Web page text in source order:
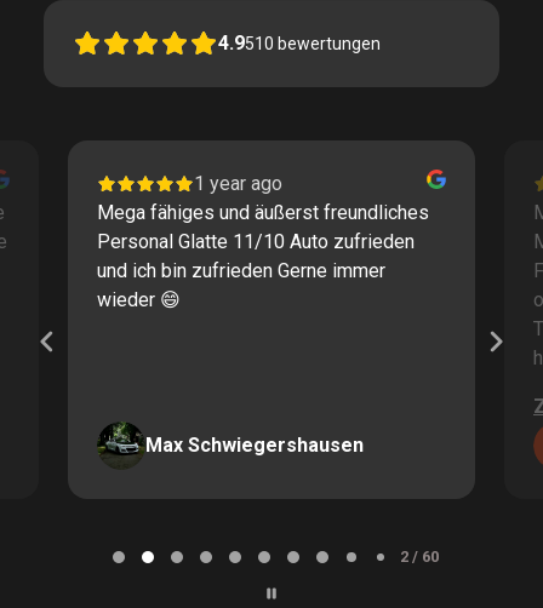
4.9510 bewertungen
1 year ago
Mega fähiges und äußerst freundliches
Personal Glatte 11/10 Auto zufrieden
und ich bin zufrieden Gerne immer
wieder 😄
Max Schwiegershausen
2 / 60